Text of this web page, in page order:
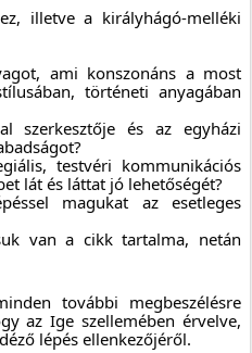
illetve a királyhágó-melléki
ami konszonáns a most
történeti anyagában
szerkesztője és az egyházi
testvéri kommunikációs
lát és láttat jó lehetőségét?
magukat az esetleges
van a cikk tartalma, netán
további megbeszélésre
az Ige szellemében érvelve,
lépés ellenkezőjéről.